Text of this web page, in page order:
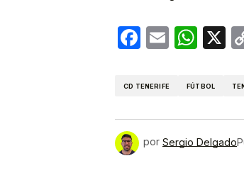
Email X
CD TENERIFE FÚTBOL
por Sergio Delgado